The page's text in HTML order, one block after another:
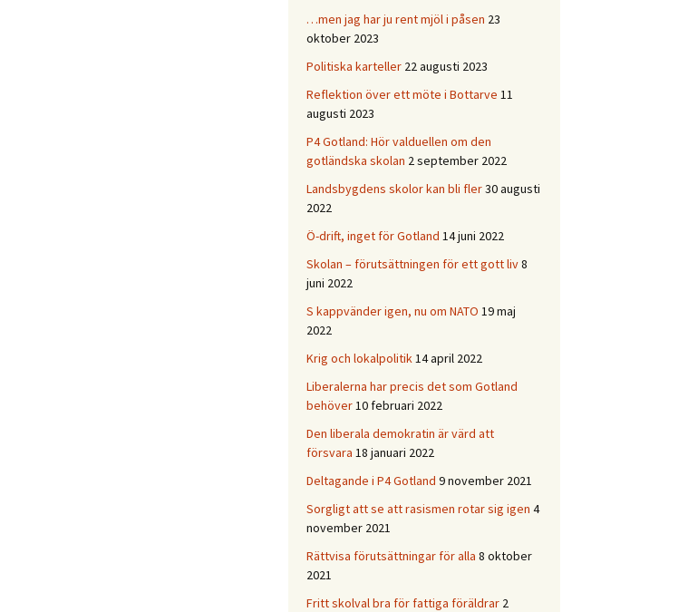
…men jag har ju rent mjöl i påsen 23
oktober 2023
Politiska karteller 22 augusti 2023
Reflektion över ett möte i Bottarve 11
augusti 2023
P4 Gotland: Hör valduellen om den
gotländska skolan 2 september 2022
Landsbygdens skolor kan bli fler30 augusti
2022
Ö-drift, inget för Gotland 14 juni 2022
Skolan – förutsättningen för ett gott liv8
juni 2022
S kappvänder igen, nu om NATO 19 maj
2022
Krig och lokalpolitik14 april 2022
Liberalerna har precis det som Gotland
behöver10 februari 2022
Den liberala demokratin är värd att
försvara 18 januari 2022
Deltagande i P4 Gotland 9 november 2021
Sorgligt att se att rasismen rotar sig igen 4
november 2021
Rättvisa förutsättningar för alla 8 oktober
2021
Fritt skolval bra för fattiga föräldrar 2